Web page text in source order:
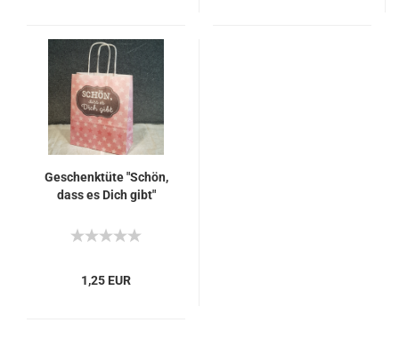
Geschenktüte "Schön,
dass es Dich gibt"
1,25 EUR